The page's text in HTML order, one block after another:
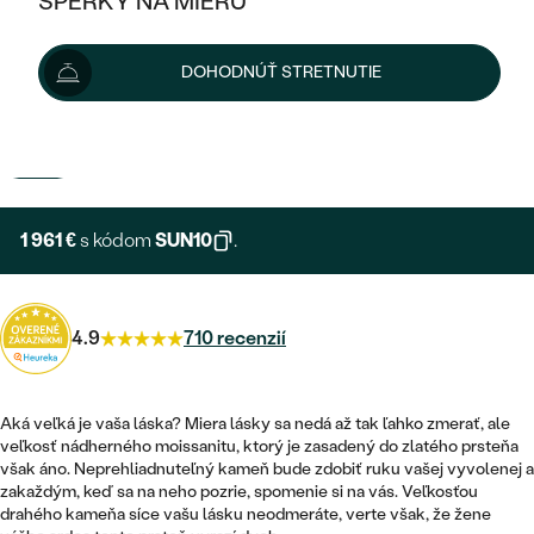
KOMBINOVANÉ ZLATO
PODĽA ŠTÝLU
BEZ KAMEŇA
VYKROJENÉ
VINTAGE
NETRADIČNÉ
TEPANÉ
POSTRANNÉ DRAHOKAMY
HALO
VINTAGE
OBRÚČOK
NETRADIČNÉ
ZOSTAVTE SI PRSTEŇ
ZAČAŤ S PRSTEŇOM
VÝPREDAJ
ŠPERKY ČO POMÁHAJÚ
PODĽA TYPU
NÁUŠNICE
PRÍVESKY
SETY
PÁNSKE ŠPERKY
PLATINOVÉ
NAPICHOVACIE
MINIMALISTICKÉ
VISIACE
SOLITÉR
V TVARE SRDCA
ZLATÉ
STRIEBORNÉ
PODĽA ŠTÝLU
NARODENIE DIEŤAŤA
SO ZNAMENÍM ZVEROKRUHU
MINIMALISTICKÉ
VÝPREDAJ
ZLATÉ
STRIEBORNÉ
PODĽA ŠTÝLU
ETERNITY
MINIMALISTICKÉ
DOHODNÚŤ STRETNUTIE
2 179 €
Šperk vám vyrobíme a doručíme do 3 - 4 týždňov.
Možnosti doručenia
1 961 €s kódom SUN10 .
4.9 710 recenzií
Aká veľká je vaša láska? Miera lásky sa nedá až tak ľahko zmerať, ale
veľkosť nádherného moissanitu, ktorý je zasadený do zlatého prsteňa
však áno. Neprehliadnuteľný kameň bude zdobiť ruku vašej vyvolenej a
zakaždým, keď sa na neho pozrie, spomenie si na vás. Veľkosťou
drahého kameňa síce vašu lásku neodmeráte, verte však, že žene